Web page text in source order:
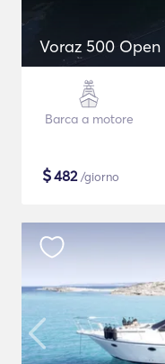
Voraz 500 Open
Barca a motore
$482/giorno